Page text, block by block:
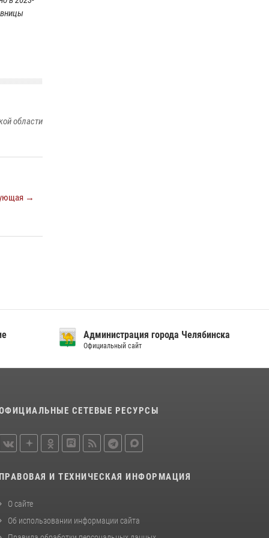
области
→
Администрация города Челябинска
Официальный сайт
СЕТЕВЫЕ РЕСУРСЫ
ПРАВОВАЯ И ТЕХНИЧЕСКАЯ ИНФОРМАЦИЯ
О сайте
Об использовании информации сайта